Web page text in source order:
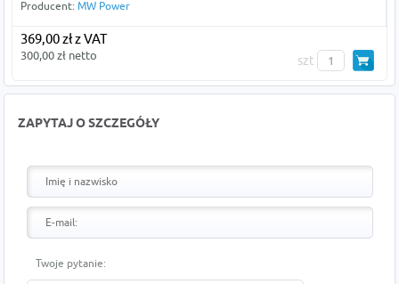
Producent: MW Power
369,00 zł z VAT
300,00 zł netto szt
ZAPYTAJ O SZCZEGÓŁY
Twoje pytanie: